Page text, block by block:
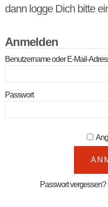
dann logge Dich bitte
Anmelden
Benutzername oder E-Mail-
Passwort
Passwort vergessen?